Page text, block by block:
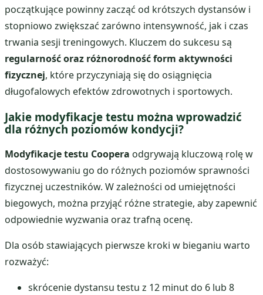
początkujące powinny zacząć od krótszych dystansów i
stopniowo zwiększać zarówno intensywność, jak i czas
trwania sesji treningowych. Kluczem do sukcesu są
regularność oraz różnorodność form aktywności
fizycznej, które przyczyniają się do osiągnięcia
długofalowych efektów zdrowotnych i sportowych.
Jakie modyfikacje testu można wprowadzić
dla różnych poziomów kondycji?
Modyfikacje testu Coopera odgrywają kluczową rolę w
dostosowywaniu go do różnych poziomów sprawności
fizycznej uczestników. W zależności od umiejętności
biegowych, można przyjąć różne strategie, aby zapewnić
odpowiednie wyzwania oraz trafną ocenę.
Dla osób stawiających pierwsze kroki w bieganiu warto
rozważyć:
skrócenie dystansu testu z 12 minut do 6 lub 8